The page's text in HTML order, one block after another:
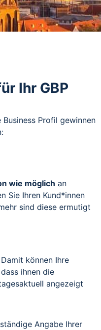
Ihr GBP
Profil gewinnen
wie möglich an
Sie Ihren Kund*innen
sind diese ermutigt
können Ihre
ihnen die
angezeigt
Angabe Ihrer